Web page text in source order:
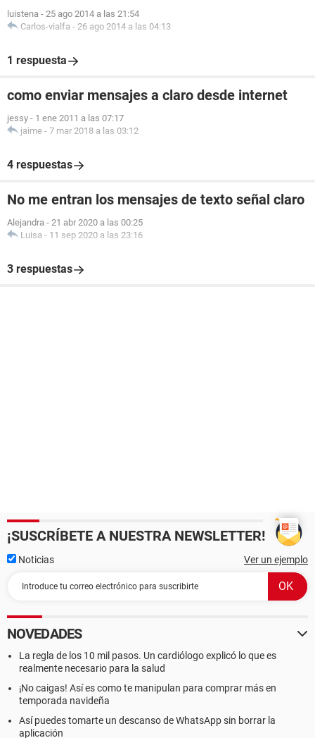
luistena - 25 ago 2014 a las 21:54
Carlos-vialfa - 26 ago 2014 a las 04:13
1 respuesta
como enviar mensajes a claro desde internet
jessy - 1 ene 2011 a las 07:17
jaime - 7 mar 2018 a las 03:12
4 respuestas
No me entran los mensajes de texto señal claro
Alejandra - 21 abr 2020 a las 00:25
Luisa - 11 sep 2020 a las 23:16
3 respuestas
¡SUSCRÍBETE A NUESTRA NEWSLETTER!
Noticias Ver un ejemplo
NOVEDADES
La regla de los 10 mil pasos. Un cardiólogo explicó lo que es
realmente necesario para la salud
¡No caigas! Así es como te manipulan para comprar más en
temporada navideña
Así puedes tomarte un descanso de WhatsApp sin borrar la
aplicación